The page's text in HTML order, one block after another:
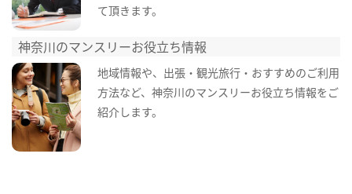
て頂きます。
神奈川のマンスリーお役立ち情報
地域情報や、出張・観光旅行・おすすめのご利用
方法など、神奈川のマンスリーお役立ち情報をご
紹介します。